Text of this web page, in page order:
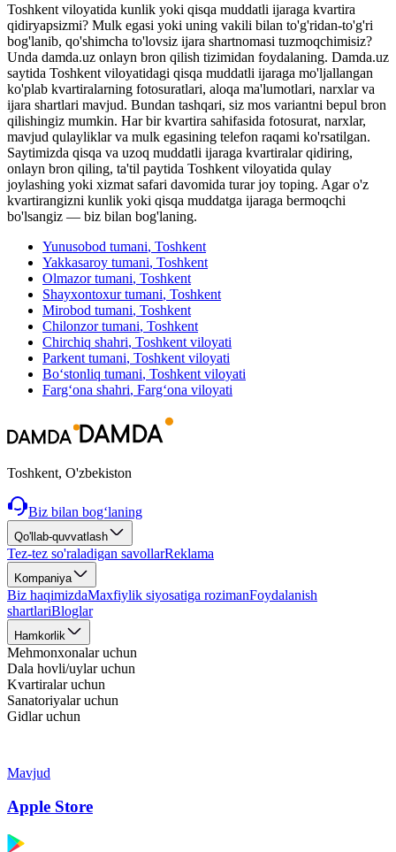
Toshkent viloyatida kunlik yoki qisqa muddatli ijaraga kvartira
qidiryapsizmi? Mulk egasi yoki uning vakili bilan to'g'ridan-to'g'ri
bog'lanib, qo'shimcha to'lovsiz ijara shartnomasi tuzmoqchimisiz?
Unda damda.uz onlayn bron qilish tizimidan foydalaning. Damda.uz
saytida Toshkent viloyatidagi qisqa muddatli ijaraga mo'ljallangan
ko'plab kvartiralarning fotosuratlari, aloqa ma'lumotlari, narxlar va
ijara shartlari mavjud. Bundan tashqari, siz mos variantni bepul bron
qilishingiz mumkin. Har bir kvartira sahifasida fotosurat, narxlar,
mavjud qulayliklar va mulk egasining telefon raqami ko'rsatilgan.
Saytimizda qisqa va uzoq muddatli ijaraga kvartiralar qidiring,
onlayn bron qiling, ta'til paytida Toshkent viloyatida qulay
joylashing yoki xizmat safari davomida turar joy toping. Agar o'z
kvartirangizni kunlik yoki qisqa muddatga ijaraga bermoqchi
bo'lsangiz — biz bilan bog'laning.
Yunusobod tumani, Toshkent
Yakkasaroy tumani, Toshkent
Olmazor tumani, Toshkent
Shayxontoxur tumani, Toshkent
Mirobod tumani, Toshkent
Chilonzor tumani, Toshkent
Chirchiq shahri, Toshkent viloyati
Parkent tumani, Toshkent viloyati
Bo‘stonliq tumani, Toshkent viloyati
Farg‘ona shahri, Farg‘ona viloyati
Toshkent, O'zbekiston
Biz bilan bog‘laning
Qo'llab-quvvatlash
Tez-tez so'raladigan savollarReklama
Kompaniya
Biz haqimizdaMaxfiylik siyosatiga rozimanFoydalanish
shartlariBloglar
Hamkorlik
Mehmonxonalar uchun
Dala hovli/uylar uchun
Kvartiralar uchun
Sanatoriyalar uchun
Gidlar uchun
Mavjud
Apple Store